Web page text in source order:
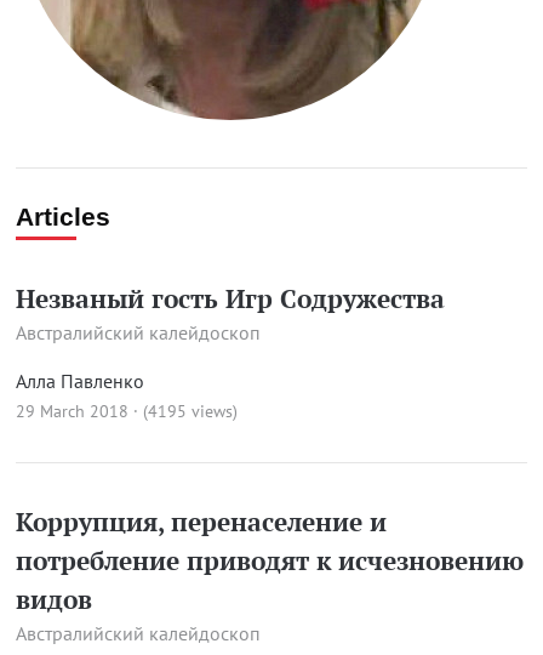
Articles
Незваный гость Игр Содружества
Австралийский калейдоскоп
Алла Павленко
29 March 2018 · (4195 views)
Коррупция, перенаселение и
потребление приводят к исчезновению
видов
Австралийский калейдоскоп